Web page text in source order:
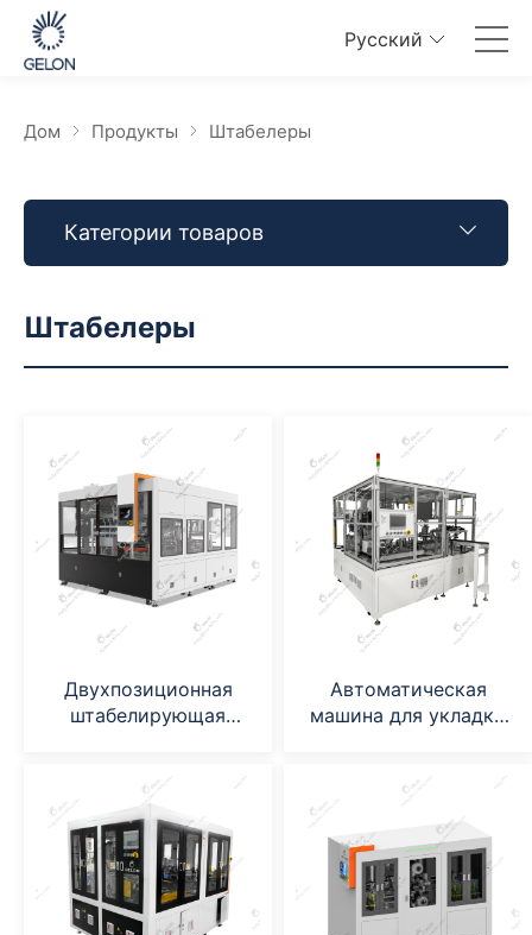
Pусский
Дом Продукты Штабелеры
Категории товаров
Штабелеры
Двухпозиционная
штабелирующая
Автоматическая
машина для укладки